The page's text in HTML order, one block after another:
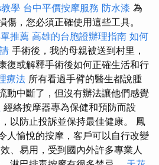
學 台中平價按摩服務 防水漆 為
傷，您必須正確使用這些工具。
推薦 高雄的台胞證辦理指南 如何
手術後，我的母親被送到村里，
復或解釋手術後如何正確生活和行
療法 所有看過手臂的醫生都說腫
動中斷了，但沒有辦法讓他們感覺
經絡按摩器專為保健和預防而設
以防止投訴並保持最佳健康。 鳳
人愉悅的按摩，客戶可以自行改變
、易用，受到國內外許多專業人